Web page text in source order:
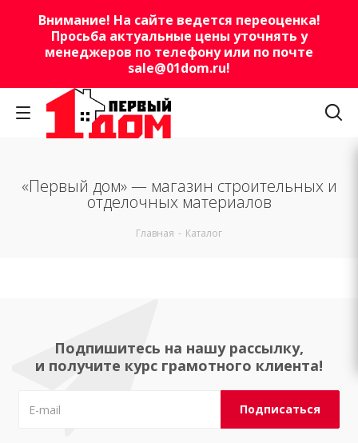
Внимание! На сайте ведется переоценка!
Просьба актуальные цены уточнять у
менеджеров по телефону или по почте
sale@01dom.ru!
«Первый дом» — магазин строительных и
отделочных материалов
Главная - Каталог
Подпишитесь на нашу рассылку,
и получите курс грамотного клиента!